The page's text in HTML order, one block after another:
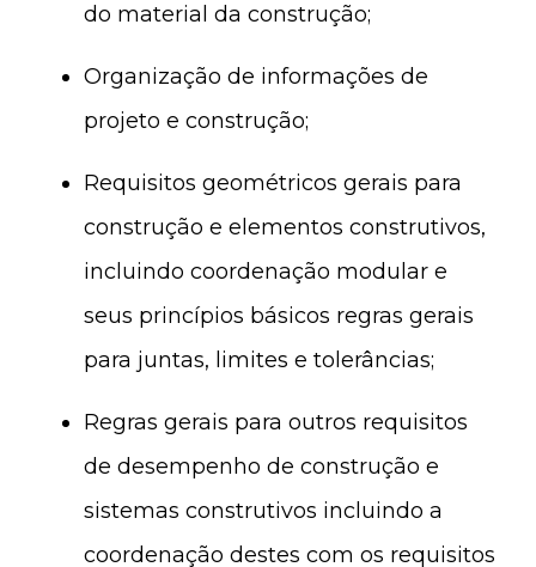
do material da construção;
Organização de informações de
projeto e construção;
Requisitos geométricos gerais para
construção e elementos construtivos,
incluindo coordenação modular e
seus princípios básicos regras gerais
para juntas, limites e tolerâncias;
Regras gerais para outros requisitos
de desempenho de construção e
sistemas construtivos incluindo a
coordenação destes com os requisitos